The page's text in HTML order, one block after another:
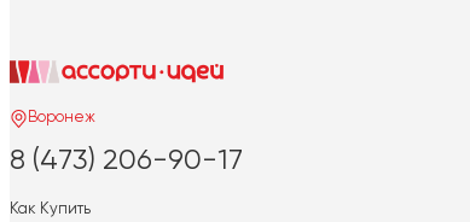
Воронеж
8 (473) 206-90-17
Как Купить